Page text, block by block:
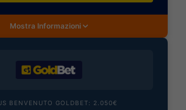
Mostra Informazioni
BENVENUTO GOLDBET: 2.050€